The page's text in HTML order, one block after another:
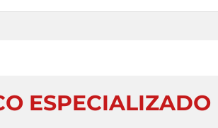
ESPECIALIZADO